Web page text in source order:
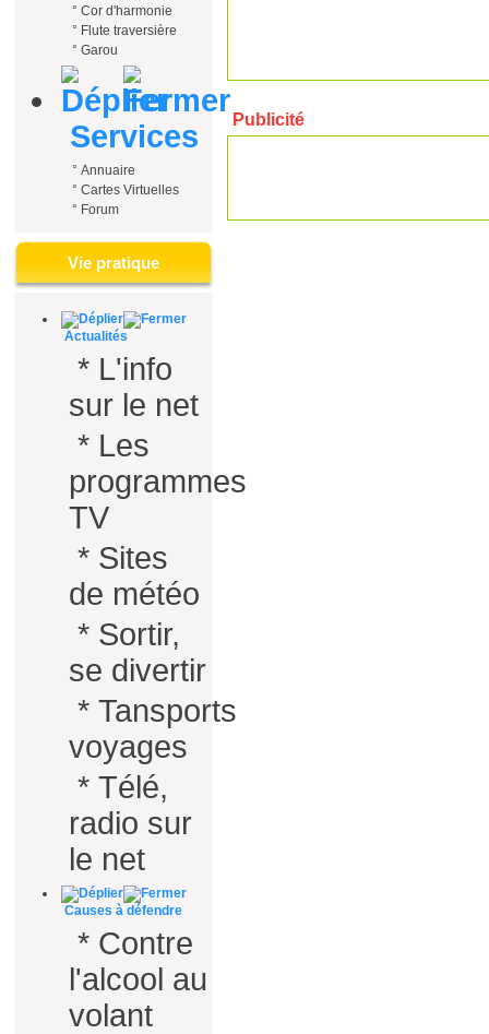
° Cor d'harmonie
° Flute traversière
° Garou
Services
° Annuaire
° Cartes Virtuelles
° Forum
Vie pratique
Actualités
* L'info
sur le net
* Les
programmes
TV
* Sites
de météo
* Sortir,
se divertir
* Tansports
voyages
* Télé,
radio sur
le net
Causes à défendre
* Contre
l'alcool au
volant
Publicité